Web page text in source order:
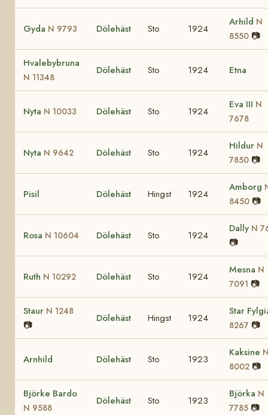
Gyda N 9793 Dölehäst Sto 1924
Arhild N
8550 📷
Hvalebybruna
N 11348
Dölehäst Sto 1924 Etna
Nyta N 10033 Dölehäst Sto 1924
Eva III N
7678
Nyta N 9642 Dölehäst Sto 1924
Hildur N
7850 📷
Pisil Dölehäst Hingst 1924
Amborg
8450 📷
Rosa N 10604 Dölehäst Sto 1924
Dally N
📷
Ruth N 10292 Dölehäst Sto 1924
Mesna N
7091 📷
Staur N 1248
📷
Dölehäst Hingst 1924
Star
8267 📷
Arnhild Dölehäst Sto 1923
Kaksine
8002 📷
Björke Bardo
N 9588
Dölehäst Sto 1923
Björka N
7785 📷